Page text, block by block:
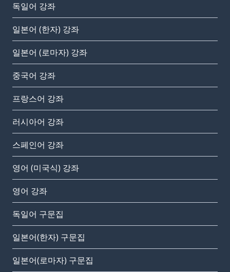
독일어 강좌
일본어 (한자) 강좌
일본어 (로마자) 강좌
중국어 강좌
프랑스어 강좌
러시아어 강좌
스페인어 강좌
영어 (미국식) 강좌
영어 강좌
독일어 구문집
일본어(한자) 구문집
일본어(로마자) 구문집